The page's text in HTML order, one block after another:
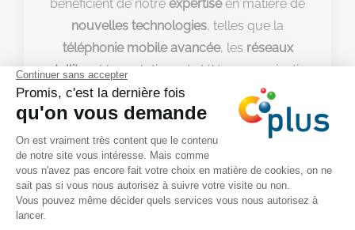
bénéficient de notre expertiseen matière de
nouvelles technologies, telles que la
téléphonie mobile avancée, les réseaux
satellite, et les solutions de télécommunication
basées sur lafibre optique
. Nous les aidons à
intégrer ces technologies dans leurs offres,
garantissant ainsi un avantage concurrentiel
significatifsur le marché.